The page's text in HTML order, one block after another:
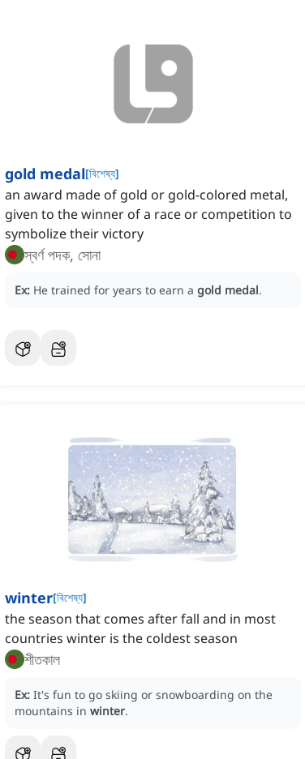
gold medal[বিশেষ্য]
an award made of gold or gold-colored metal,
given to the winner of a race or competition to
symbolize their victory
স্বর্ণ পদক, সোনা
Ex: He trained for years to earn a gold medal.
winter[বিশেষ্য]
the season that comes after fall and in most
countries winter is the coldest season
শীতকাল
Ex: It's fun to go skiing or snowboarding on the
mountains in winter.